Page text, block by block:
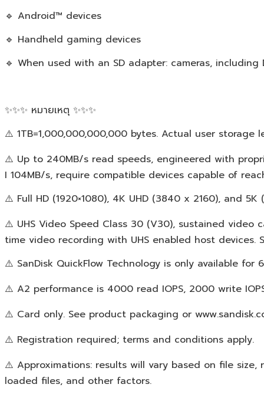
🔹 Android™ devices
🔹 Handheld gaming devices
🔹 When used with an SD adapter: cameras,
✨✨✨ หมายเหตุ ✨✨✨
⚠️ 1TB=1,000,000,000,000 bytes. Actual user storage
⚠️ Up to 240MB/s read speeds, engineered with
I 104MB/s, require compatible devices capable of
⚠️ Full HD (1920×1080), 4K UHD (3840 x 2160), and
⚠️ UHS Video Speed Class 30 (V30), sustained
time video recording with UHS enabled host devices.
⚠️ SanDisk QuickFlow Technology is only available for
⚠️ A2 performance is 4000 read IOPS, 2000 write
⚠️ Card only. See product packaging or
⚠️ Registration required; terms and conditions apply.
⚠️ Approximations: results will vary based on file
loaded files, and other factors.